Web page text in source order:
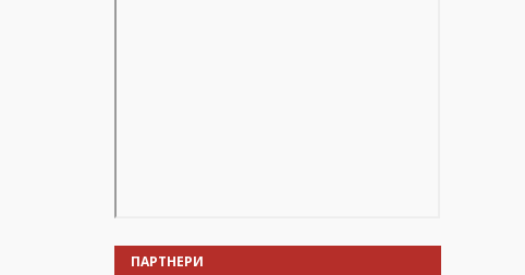
ПАРТНЕРИ